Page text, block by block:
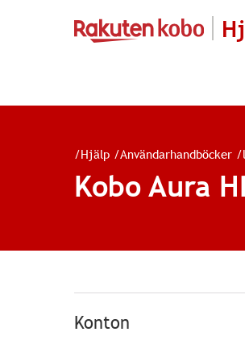
/Hjälp /Användarhandböcker /
Kobo Aura
Konton